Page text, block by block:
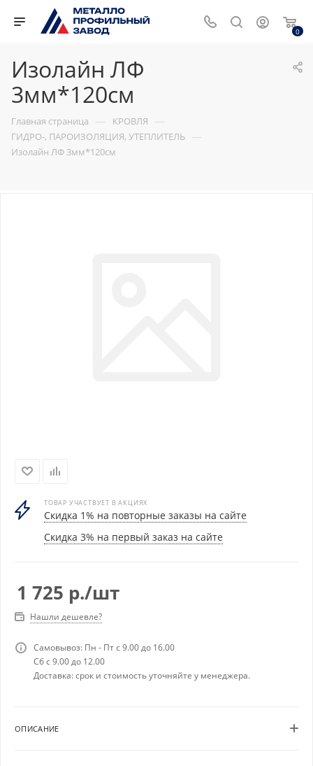
0
Изолайн ЛФ
3мм*120см
Главная страница — КРОВЛЯ —
ГИДРО-, ПАРОИЗОЛЯЦИЯ, УТЕПЛИТЕЛЬ —
Изолайн ЛФ 3мм*120см
ТОВАР УЧАСТВУЕТ В АКЦИЯХ
Скидка 1% на повторные заказы на сайте
Скидка 3% на первый заказ на сайте
1 725 р./шт
Нашли дешевле?
Самовывоз: Пн - Пт с 9.00 до 16.00
Сб с 9.00 до 12.00
Доставка: срок и стоимость уточняйте у менеджера.
ОПИСАНИЕ